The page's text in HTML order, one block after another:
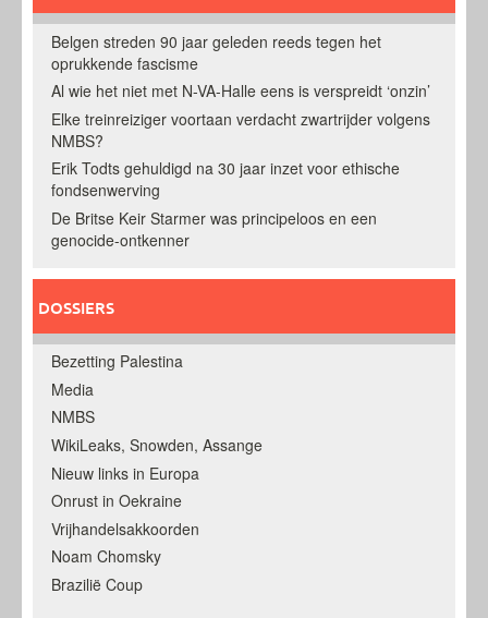
Belgen streden 90 jaar geleden reeds tegen het
oprukkende fascisme
Al wie het niet met N-VA-Halle eens is verspreidt ‘onzin’
Elke treinreiziger voortaan verdacht zwartrijder volgens
NMBS?
Erik Todts gehuldigd na 30 jaar inzet voor ethische
fondsenwerving
De Britse Keir Starmer was principeloos en een
genocide-ontkenner
DOSSIERS
Bezetting Palestina
Media
NMBS
WikiLeaks, Snowden, Assange
Nieuw links in Europa
Onrust in Oekraine
Vrijhandelsakkoorden
Noam Chomsky
Brazilië Coup